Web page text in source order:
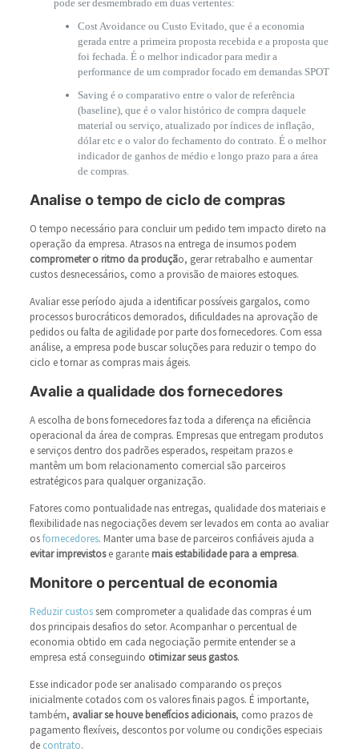
pode ser desmembrado em duas vertentes:
Cost Avoidance ou Custo Evitado, que é a economia
gerada entre a primeira proposta recebida e a proposta que
foi fechada. É o melhor indicador para medir a
performance de um comprador focado em demandas SPOT
Saving é o comparativo entre o valor de referência
(baseline), que é o valor histórico de compra daquele
material ou serviço, atualizado por índices de inflação,
dólar etc e o valor do fechamento do contrato. É o melhor
indicador de ganhos de médio e longo prazo para a área
de compras.
Analise o tempo de ciclo de compras
O tempo necessário para concluir um pedido tem impacto direto na
operação da empresa. Atrasos na entrega de insumos podem
comprometer o ritmo da produção, gerar retrabalho e aumentar
custos desnecessários, como a provisão de maiores estoques.
Avaliar esse período ajuda a identificar possíveis gargalos, como
processos burocráticos demorados, dificuldades na aprovação de
pedidos ou falta de agilidade por parte dos fornecedores. Com essa
análise, a empresa pode buscar soluções para reduzir o tempo do
ciclo e tornar as compras mais ágeis.
Avalie a qualidade dos fornecedores
A escolha de bons fornecedores faz toda a diferença na eficiência
operacional da área de compras. Empresas que entregam produtos
e serviços dentro dos padrões esperados, respeitam prazos e
mantêm um bom relacionamento comercial são parceiros
estratégicos para qualquer organização.
Fatores como pontualidade nas entregas, qualidade dos materiais e
flexibilidade nas negociações devem ser levados em conta ao avaliar
osfornecedores. Manter uma base de parceiros confiáveis ajuda a
evitar imprevistose garante mais estabilidade para a empresa.
Monitore o percentual de economia
Reduzir custossem comprometer a qualidade das compras é um
dos principais desafios do setor. Acompanhar o percentual de
economia obtido em cada negociação permite entender se a
empresa está conseguindo otimizar seus gastos.
Esse indicador pode ser analisado comparando os preços
inicialmente cotados com os valores finais pagos. É importante,
também, avaliar se houve benefícios adicionais, como prazos de
pagamento flexíveis, descontos por volume ou condições especiais
de contrato.